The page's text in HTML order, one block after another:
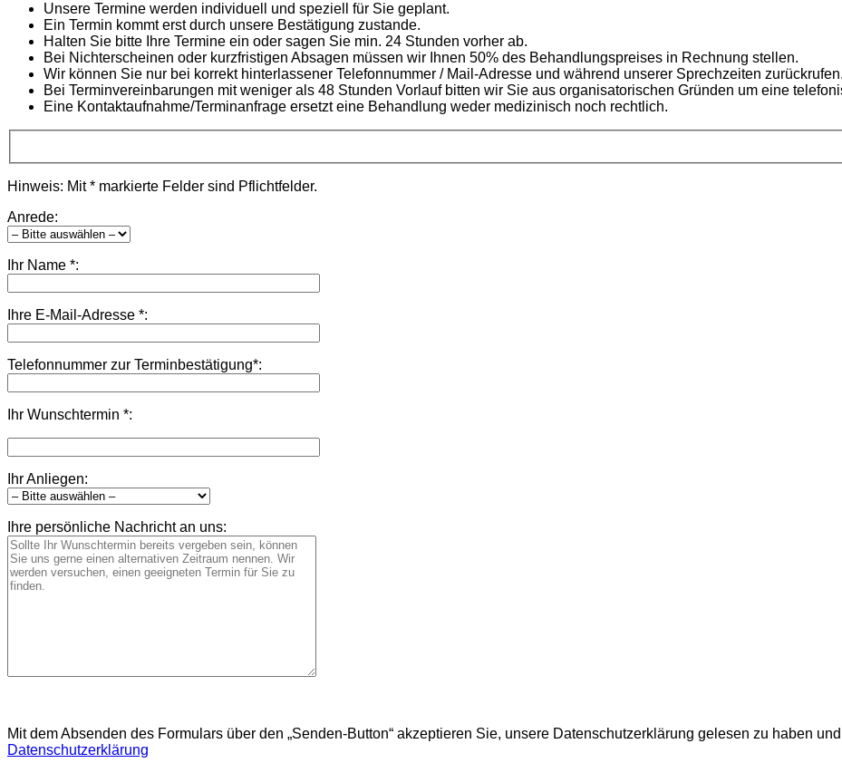
Unsere Termine werden individuell und speziell für Sie geplant.
Ein Termin kommt erst durch unsere Bestätigung zustande.
Halten Sie bitte Ihre Termine ein oder sagen Sie min. 24 Stunden vorher ab.
Bei Nichterscheinen oder kurzfristigen Absagen müssen wir Ihnen 50% des Behandlungspreises in Rechnung stellen.
Wir können Sie nur bei korrekt hinterlassener Telefonnummer / Mail-Adresse und während unserer Sprechzeiten zurückrufen.
Bei Terminvereinbarungen mit weniger als 48 Stunden Vorlauf bitten wir Sie aus organisatorischen Gründen um eine
Eine Kontaktaufnahme/Terminanfrage ersetzt eine Behandlung weder medizinisch noch rechtlich.
Hinweis: Mit * markierte Felder sind Pflichtfelder.
Anrede:
Ihr Name *:
Ihre E-Mail-Adresse *:
Telefonnummer zur Terminbestätigung*:
Ihr Wunschtermin *:
Ihr Anliegen:
Ihre persönliche Nachricht an uns:
Mit dem Absenden des Formulars über den „Senden-Button“ akzeptieren Sie, unsere Datenschutzerklärung gelesen zu haben
Datenschutzerklärung